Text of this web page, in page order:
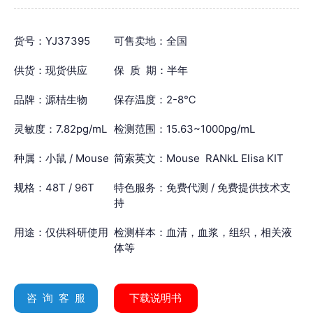
货号：YJ37395 可售卖地：全国
供货：现货供应 保 质 期：半年
品牌：源桔生物 保存温度：2-8℃
灵敏度：7.82pg/mL 检测范围：15.63~1000pg/mL
种属：小鼠 / Mouse 简索英文：Mouse RANkL Elisa KIT
规格：48T / 96T
特色服务：免费代测 / 免费提供技术支
持
用途：仅供科研使用 检测样本：血清，血浆，组织，相关液
体等
咨 询 客 服 下载说明书